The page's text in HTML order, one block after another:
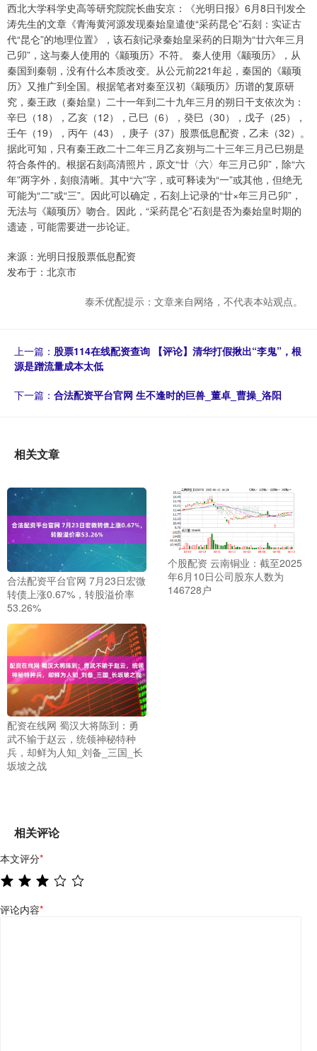
西北大学科学史高等研究院院长曲安京：《光明日报》6月8日刊发仝
涛先生的文章《青海黄河源发现秦始皇遣使“采药昆仑”石刻：实证古
代“昆仑”的地理位置》，该石刻记录秦始皇采药的日期为“廿六年三月
己卯”，这与秦人使用的《颛顼历》不符。 秦人使用《颛顼历》，从
秦国到秦朝，没有什么本质改变。从公元前221年起，秦国的《颛顼
历》又推广到全国。根据笔者对秦至汉初《颛顼历》历谱的复原研
究，秦王政（秦始皇）二十一年到二十九年三月的朔日干支依次为：
辛巳（18），乙亥（12），己巳（6），癸巳（30），戊子（25），
壬午（19），丙午（43），庚子（37）股票低息配资，乙未（32）。
据此可知，只有秦王政二十二年三月乙亥朔与二十三年三月己巳朔是
符合条件的。根据石刻高清照片，原文“廿〈六〉年三月己卯”，除“六
年”两字外，刻痕清晰。其中“六”字，或可释读为“一”或其他，但绝无
可能为“二”或“三”。因此可以确定，石刻上记录的“廿×年三月己卯”，
无法与《颛顼历》吻合。因此，“采药昆仑”石刻是否为秦始皇时期的
遗迹，可能需要进一步论证。
来源：光明日报股票低息配资
发布于：北京市
泰禾优配提示：文章来自网络，不代表本站观点。
上一篇： 股票114在线配资查询 【评论】清华打假揪出“李鬼”，根
源是蹭流量成本太低
下一篇： 合法配资平台官网 生不逢时的巨兽_董卓_曹操_洛阳
相关文章
合法配资平台官网 7月23日宏微
转债上涨0.67%，转股溢价率
53.26%
个股配资 云南铜业：截至2025
年6月10日公司股东人数为
146728户
配资在线网 蜀汉大将陈到：勇
武不输于赵云，统领神秘特种
兵，却鲜为人知_刘备_三国_长
坂坡之战
相关评论
本文评分*
评论内容*